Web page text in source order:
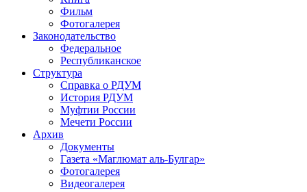
Фильм
Фотогалерея
Законодательство
Федеральное
Республиканское
Структура
Справка о РДУМ
История РДУМ
Муфтии России
Мечети России
Архив
Документы
Газета «Маглюмат аль-Булгар»
Фотогалерея
Видеогалерея